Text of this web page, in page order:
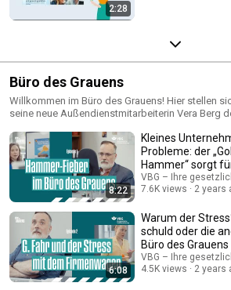
2:28
Büro des Grauens
Willkommen im Büro des Grauens! Hier stellen
seine neue Außendienstmitarbeiterin Vera Berg
8:22
Kleines
Probleme: der
Hammer“ sorgt
(1/3)
VBG – Ihre
7.6K views
2 years
6:08
Warum der
schuld oder die
Büro des Grauens
klar. (2/3)
VBG – Ihre
4.5K views
2 years